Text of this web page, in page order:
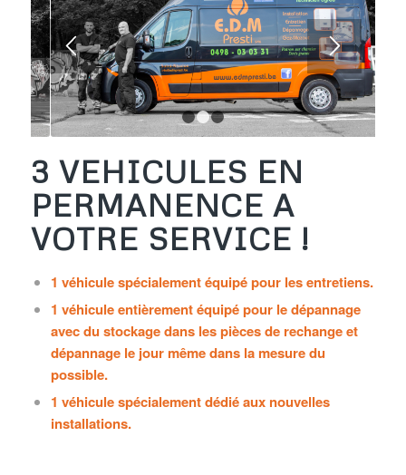
1 2 3
3 VEHICULES EN
PERMANENCE A
VOTRE SERVICE !
1 véhicule spécialement équipé pour les entretiens.
1 véhicule entièrement équipé pour le dépannage
avec du stockage dans les pièces de rechange et
dépannage le jour même dans la mesure du
possible.
1 véhicule spécialement dédié aux nouvelles
installations.